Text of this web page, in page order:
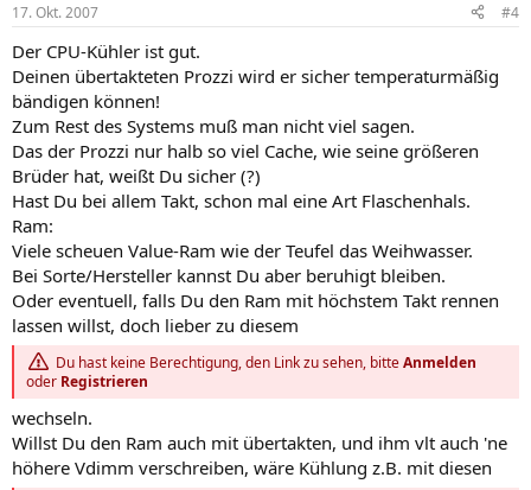
17. Okt. 2007 #4
Der CPU-Kühler ist gut.
Deinen übertakteten Prozzi wird er sicher temperaturmäßig
bändigen können!
Zum Rest des Systems muß man nicht viel sagen.
Das der Prozzi nur halb so viel Cache, wie seine größeren
Brüder hat, weißt Du sicher (?)
Hast Du bei allem Takt, schon mal eine Art Flaschenhals.
Ram:
Viele scheuen Value-Ram wie der Teufel das Weihwasser.
Bei Sorte/Hersteller kannst Du aber beruhigt bleiben.
Oder eventuell, falls Du den Ram mit höchstem Takt rennen
lassen willst, doch lieber zu diesem
Du hast keine Berechtigung, den Link zu sehen, bitteAnmelden
oder Registrieren
wechseln.
Willst Du den Ram auch mit übertakten, und ihm vlt auch 'ne
höhere Vdimm verschreiben, wäre Kühlung z.B. mit diesen